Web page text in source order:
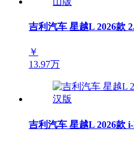
吉利汽车 星越L 2026款
￥
13.97万
吉利汽车 星越L 2026款